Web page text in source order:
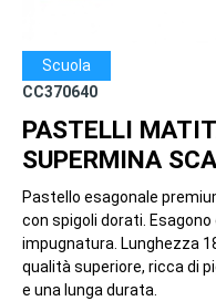
Scuola
CC370640
PASTELLI
SUPERMINA
Pastello esagonale
con spigoli dorati.
impugnatura. Lunghezza
qualità superiore, ricca di
e una lunga durata.